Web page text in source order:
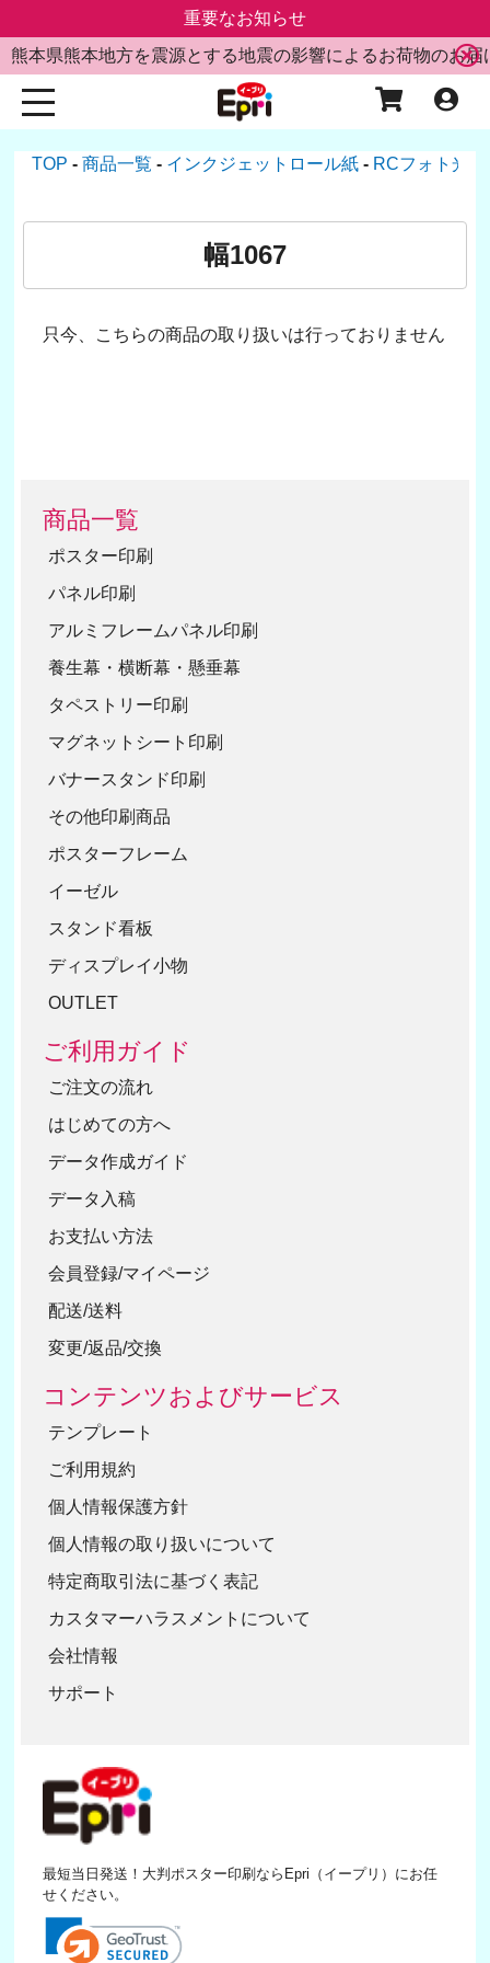
重要なお知らせ
熊本県熊本地方を震源とする地震の影響によるお荷物のお届
TOP 商品一覧 インクジェットロール紙 RCフォト光
幅1067
只今、こちらの商品の取り扱いは行っておりません
商品一覧
ポスター印刷
パネル印刷
アルミフレームパネル印刷
養生幕・横断幕・懸垂幕
タペストリー印刷
マグネットシート印刷
バナースタンド印刷
その他印刷商品
ポスターフレーム
イーゼル
スタンド看板
ディスプレイ小物
OUTLET
ご利用ガイド
ご注文の流れ
はじめての方へ
データ作成ガイド
データ入稿
お支払い方法
会員登録/マイページ
配送/送料
変更/返品/交換
コンテンツおよびサービス
テンプレート
ご利用規約
個人情報保護方針
個人情報の取り扱いについて
特定商取引法に基づく表記
カスタマーハラスメントについて
会社情報
サポート
最短当日発送！大判ポスター印刷ならEpri（イープリ）にお任
せください。